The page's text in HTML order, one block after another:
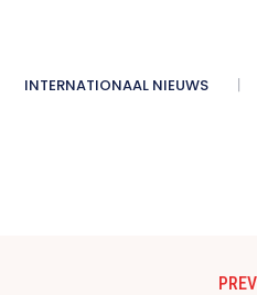
INTERNATIONAAL NIEUWS